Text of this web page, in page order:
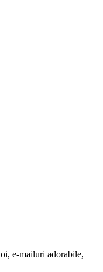
e-mailuri adorabile,